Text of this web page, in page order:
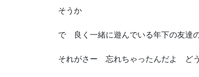
そうか
で 良く一緒に遊んでいる年下の友達
それがさー 忘れちゃったんだよ どう